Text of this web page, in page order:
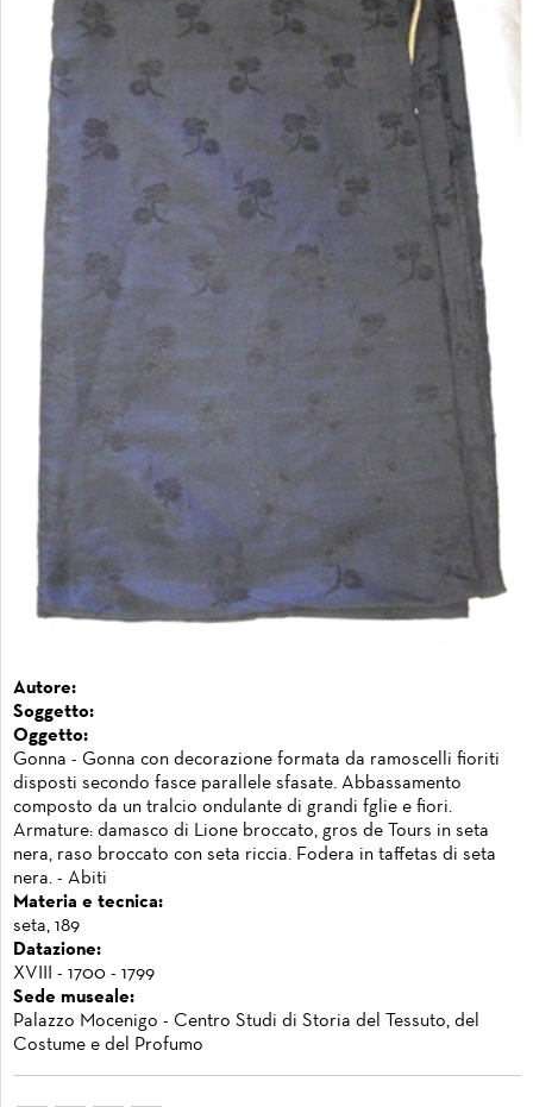
Autore:
Soggetto:
Oggetto:
Gonna - Gonna con decorazione formata da ramoscelli fioriti
disposti secondo fasce parallele sfasate. Abbassamento
composto da un tralcio ondulante di grandi fglie e fiori.
Armature: damasco di Lione broccato, gros de Tours in seta
nera, raso broccato con seta riccia. Fodera in taffetas di seta
nera. - Abiti
Materia e tecnica:
seta, 189
Datazione:
XVIII - 1700 - 1799
Sede museale:
Palazzo Mocenigo - Centro Studi di Storia del Tessuto, del
Costume e del Profumo